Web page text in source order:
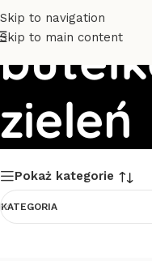
Skip to navigation
Skip to main content
zieleń
Pokaż kategorie
KATEGORIA